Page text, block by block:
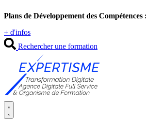
au
Plans de Développement des
+ d'infos
Rechercher une formation